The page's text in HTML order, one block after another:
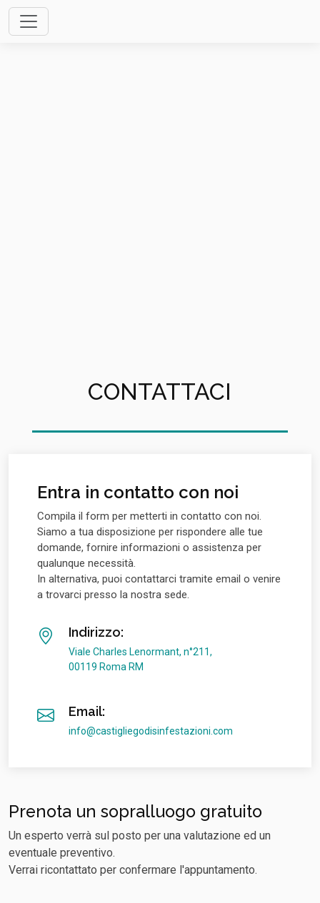
CONTATTACI
Entra in contatto con noi
Compila il form per metterti in contatto con noi.
Siamo a tua disposizione per rispondere alle tue
domande, fornire informazioni o assistenza per
qualunque necessità.
In alternativa, puoi contattarci tramite email o venire
a trovarci presso la nostra sede.
Indirizzo:
Viale Charles Lenormant, n°211,
00119 Roma RM
Email:
info@castigliegodisinfestazioni.com
Prenota un sopralluogo gratuito
Un esperto verrà sul posto per una valutazione ed un
eventuale preventivo.
Verrai ricontattato per confermare l'appuntamento.